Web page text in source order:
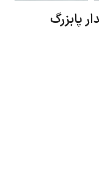
پابزرگ